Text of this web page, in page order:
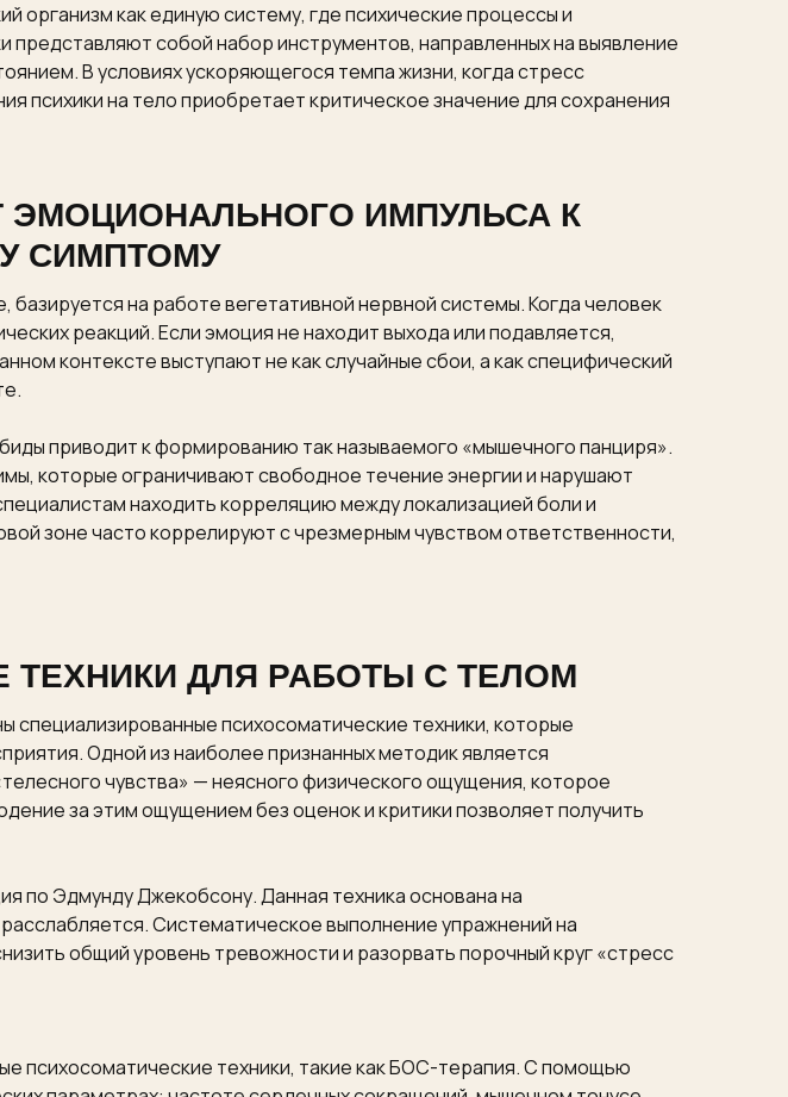
как единую систему, где психические процессы и
собой набор инструментов, направленных на выявление
В условиях ускоряющегося темпа жизни, когда стресс
психики на тело приобретает критическое значение для сохранения
ИМПУЛЬСА К
СИМПТОМУ
на работе вегетативной нервной системы. Когда человек
реакций. Если эмоция не находит выхода или подавляется,
контексте выступают не как случайные сбои, а как специфический
приводит к формированию так называемого «мышечного панциря».
которые ограничивают свободное течение энергии и нарушают
находить корреляцию между локализацией боли и
зоне часто коррелируют с чрезмерным чувством ответственности,
ДЛЯ РАБОТЫ С ТЕЛОМ
психосоматические техники, которые
Одной из наиболее признанных методик является
чувства» — неясного физического ощущения, которое
за этим ощущением без оценок и критики позволяет получить
по Эдмунду Джекобсону. Данная техника основана на
Систематическое выполнение упражнений на
общий уровень тревожности и разорвать порочный круг «стресс
психосоматические техники, такие как БОС-терапия. С помощью